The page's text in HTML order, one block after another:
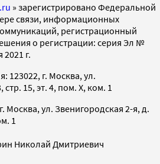
» зарегистрировано Федеральной
связи, информационных
регистрационный
о регистрации: серия Эл №
г.
123022, г. Москва, ул.
15, эт. 4, пом. X, ком. 1
Москва, ул. Звенигородская 2-я, д.
1
Николай Дмитриевич